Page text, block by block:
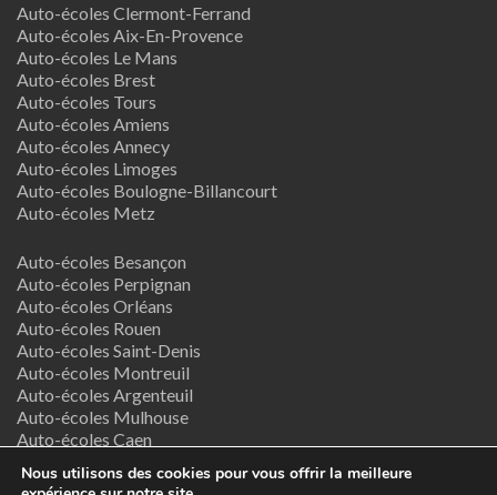
Auto-écoles Clermont-Ferrand
Auto-écoles Aix-En-Provence
Auto-écoles Le Mans
Auto-écoles Brest
Auto-écoles Tours
Auto-écoles Amiens
Auto-écoles Annecy
Auto-écoles Limoges
Auto-écoles Boulogne-Billancourt
Auto-écoles Metz
Auto-écoles Besançon
Auto-écoles Perpignan
Auto-écoles Orléans
Auto-écoles Rouen
Auto-écoles Saint-Denis
Auto-écoles Montreuil
Auto-écoles Argenteuil
Auto-écoles Mulhouse
Auto-écoles Caen
Nous utilisons des cookies pour vous offrir la meilleure